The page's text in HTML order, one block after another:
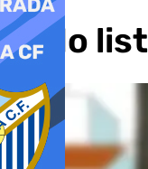
Todo